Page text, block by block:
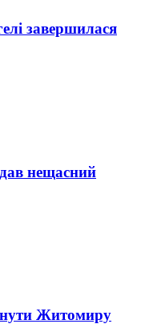
завершилася
нещасний
Житомиру